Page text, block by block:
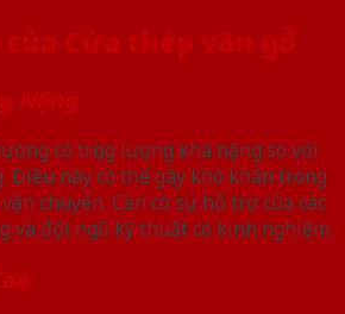
Cửa thép vân gỗ
Nặng
có trọng lượng khá nặng so với
Điều này có thể gây khó khăn trong
chuyển. Cần có sự hỗ trợ của các
và đội ngũ kỹ thuật có kinh nghiệm.